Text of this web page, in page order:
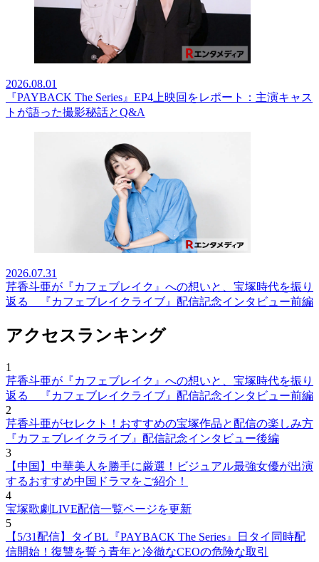
2026.08.01
『PAYBACK The Series』EP4上映回をレポート：主演キャス
トが語った撮影秘話とQ&A
2026.07.31
芹香斗亜が『カフェブレイク』への想いと、宝塚時代を振り
返る 『カフェブレイクライブ』配信記念インタビュー前編
アクセスランキング
1
芹香斗亜が『カフェブレイク』への想いと、宝塚時代を振り
返る 『カフェブレイクライブ』配信記念インタビュー前編
2
芹香斗亜がセレクト！おすすめの宝塚作品と配信の楽しみ方
『カフェブレイクライブ』配信記念インタビュー後編
3
【中国】中華美人を勝手に厳選！ビジュアル最強女優が出演
するおすすめ中国ドラマをご紹介！
4
宝塚歌劇LIVE配信一覧ページを更新
5
【5/31配信】タイBL『PAYBACK The Series』日タイ同時配
信開始！復讐を誓う青年と冷徹なCEOの危険な取引